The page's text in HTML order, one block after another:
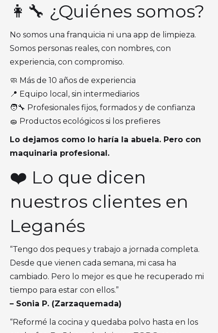
👩‍🔧 ¿Quiénes somos?
No somos una franquicia ni una app de limpieza.
Somos personas reales, con nombres, con
experiencia, con compromiso.
🧼 Más de 10 años de experiencia
📍 Equipo local, sin intermediarios
🧑‍🔧 Profesionales fijos, formados y de confianza
🧽 Productos ecológicos si los prefieres
Lo dejamos como lo haría la abuela. Pero con
maquinaria profesional.
❤️ Lo que dicen
nuestros clientes en
Leganés
“Tengo dos peques y trabajo a jornada completa.
Desde que vienen cada semana, mi casa ha
cambiado. Pero lo mejor es que he recuperado mi
tiempo para estar con ellos.”
– Sonia P. (Zarzaquemada)
“Reformé la cocina y quedaba polvo hasta en los